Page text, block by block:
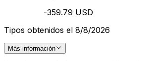
-359.79 USD
Tipos obtenidos el 8/8/2026
Más información